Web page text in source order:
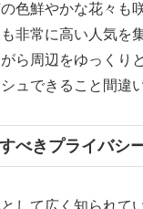
色鮮やかな花々も
非常に高い人気を
ら周辺をゆっくり
ュできること間違
べきプライバシ
して広く知られて